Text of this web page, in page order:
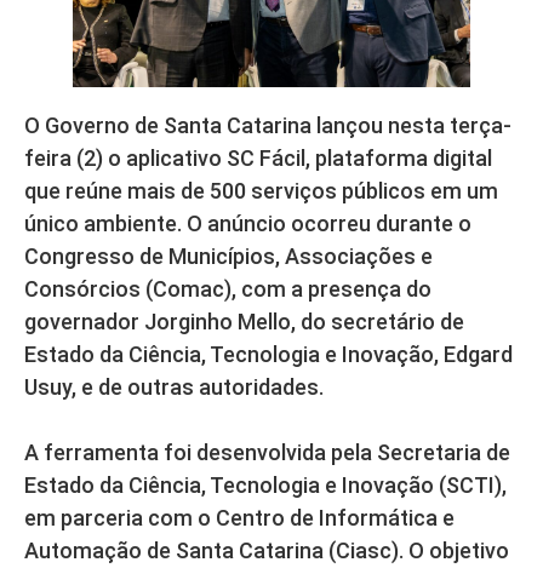
O Governo de Santa Catarina lançou nesta terça-
feira (2) o aplicativo SC Fácil, plataforma digital
que reúne mais de 500 serviços públicos em um
único ambiente. O anúncio ocorreu durante o
Congresso de Municípios, Associações e
Consórcios (Comac), com a presença do
governador Jorginho Mello, do secretário de
Estado da Ciência, Tecnologia e Inovação, Edgard
Usuy, e de outras autoridades.
A ferramenta foi desenvolvida pela Secretaria de
Estado da Ciência, Tecnologia e Inovação (SCTI),
em parceria com o Centro de Informática e
Automação de Santa Catarina (Ciasc). O objetivo